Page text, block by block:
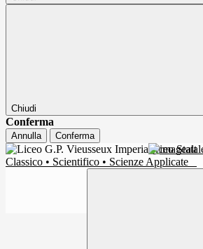
Chiudi
Conferma
Annulla Conferma
Liceo
Classico • Scientifico • Scienze Applicate